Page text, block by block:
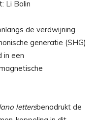
Li Bolin
de verdwijning
generatie (SHG)
in een
lettersbenadrukt de